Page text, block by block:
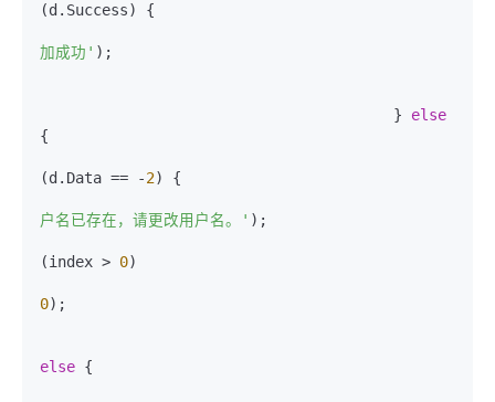
(d. Success) {
加成功' );
					}
else
{
(d. Data == -2) {
户名已存在，请更改用户名。' );
(index > 0)
0);
else {